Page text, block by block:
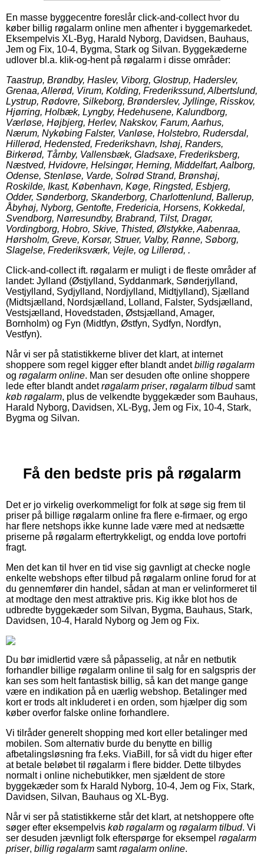
En masse byggecentre foreslår click-and-collect hvor du
køber billig røgalarm online men afhenter i byggemarkedet.
Eksempelvis XL-Byg, Harald Nyborg, Davidsen, Bauhaus,
Jem og Fix, 10-4, Bygma, Stark og Silvan. Byggekæderne
udlover bl.a. klik-og-hent på røgalarm i disse områder:
Taastrup, Brøndby, Haslev, Viborg, Glostrup, Haderslev,
Grenaa, Allerød, Virum, Kolding, Frederikssund, Albertslund,
Lystrup, Rødovre, Silkeborg, Brønderslev, Jyllinge, Risskov,
Hjørring, Holbæk, Lyngby, Hedehusene, Kalundborg,
Værløse, Højbjerg, Herlev, Nakskov, Farum, Aarhus,
Nærum, Nykøbing Falster, Vanløse, Holstebro, Rudersdal,
Hillerød, Hedensted, Frederikshavn, Ishøj, Randers,
Birkerød, Tårnby, Vallensbæk, Gladsaxe, Frederiksberg,
Næstved, Hvidovre, Helsingør, Herning, Middelfart, Aalborg,
Odense, Stenløse, Varde, Solrød Strand, Brønshøj,
Roskilde, Ikast, København, Køge, Ringsted, Esbjerg,
Odder, Sønderborg, Skanderborg, Charlottenlund, Ballerup,
Åbyhøj, Nyborg, Gentofte, Fredericia, Horsens, Kokkedal,
Svendborg, Nørresundby, Brabrand, Tilst, Dragør,
Vordingborg, Hobro, Skive, Thisted, Ølstykke, Aabenraa,
Hørsholm, Greve, Korsør, Struer, Valby, Rønne, Søborg,
Slagelse, Frederiksværk, Vejle, og Lillerød, .
Click-and-collect ift. røgalarm er muligt i de fleste områder af
landet: Jylland (Østjylland, Syddanmark, Sønderjylland,
Vestjylland, Sydjylland, Nordjylland, Midtjylland), Sjælland
(Midtsjælland, Nordsjælland, Lolland, Falster, Sydsjælland,
Vestsjælland, Hovedstaden, Østsjælland, Amager,
Bornholm) og Fyn (Midtfyn, Østfyn, Sydfyn, Nordfyn,
Vestfyn).
Når vi ser på statistikkerne bliver det klart, at internet
shoppere som regel kigger efter blandt andetbillig røgalarm
og røgalarm online. Man ser desuden ofte online shoppere
lede efter blandt andetrøgalarm priser, røgalarm tilbudsamt
køb røgalarm, plus de velkendte byggekæder som Bauhaus,
Harald Nyborg, Davidsen, XL-Byg, Jem og Fix, 10-4, Stark,
Bygma og Silvan.
Få den bedste pris på røgalarm
Det er jo virkelig overkommeligt for folk at søge sig frem til
priser på billige røgalarm online fra flere e-firmaer, og ergo
har flere netshops ikke kunne lade være med at nedsætte
priserne på røgalarm eftertrykkeligt, og endda love portofri
fragt.
Men det kan til hver en tid vise sig gavnligt at checke nogle
enkelte webshops efter tilbud på røgalarm online forud for at
du gennemfører din handel, sådan at man er velinformeret til
at modtage den mest attraktive pris. Kig ikke blot hos de
udbredte byggekæder som Silvan, Bygma, Bauhaus, Stark,
Davidsen, 10-4, Harald Nyborg og Jem og Fix.
Du bør imidlertid være så påpasselig, at når en netbutik
forhandler billige røgalarm online til salg for en salgspris der
kan ses som helt fantastisk billig, så kan det mange gange
være en indikation på en uærlig webshop. Betalinger med
kort er trods alt inkluderet i en orden, som hjælper dig som
køber overfor falske online forhandlere.
Vi tilråder generelt shopping med kort eller betalinger med
mobilen. Som alternativ burde du benytte en billig
afbetalingsløsning fra f.eks. ViaBill, for så vidt du higer efter
at betale beløbet til røgalarm i flere bidder. Dette tilbydes
normalt i online nichebutikker, men sjældent de store
byggekæder som fx Harald Nyborg, 10-4, Jem og Fix, Stark,
Davidsen, Silvan, Bauhaus og XL-Byg.
Når vi ser på statistikkerne står det klart, at netshoppere ofte
søger efter eksempelvis køb røgalarm og røgalarm tilbud. Vi
ser desuden jævnligt folk efterspørge for eksempel røgalarm
priser, billig røgalarm samtrøgalarm online.